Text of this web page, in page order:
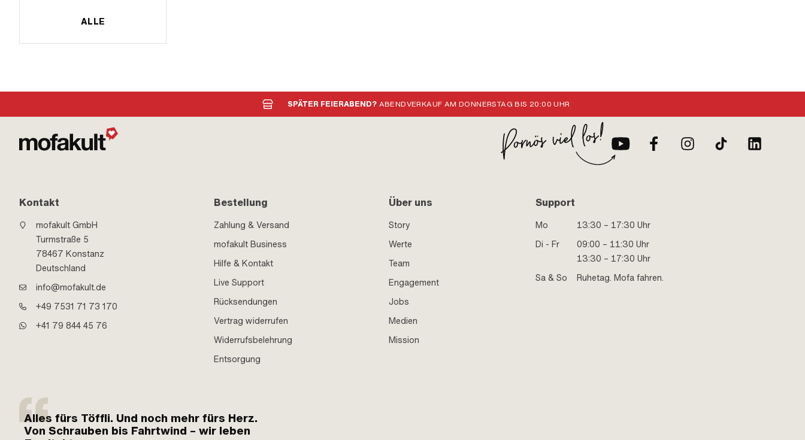
ALLE
SPÄTER FEIERABEND? ABENDVERKAUF AM DONNERSTAG BIS 20:00 UHR
Kontakt
mofakult GmbH
Turmstraße 5
78467 Konstanz
Deutschland
info@mofakult.de
+49 7531 71 73 170
+41 79 844 45 76
Bestellung
Zahlung & Versand
mofakult Business
Hilfe & Kontakt
Live Support
Rücksendungen
Vertrag widerrufen
Widerrufsbelehrung
Entsorgung
Über uns
Story
Werte
Team
Engagement
Jobs
Medien
Mission
Support
Mo
13:30 – 17:30 Uhr
Di - Fr
09:00 – 11:30 Uhr
13:30 – 17:30 Uhr
Sa & So
Ruhetag. Mofa fahren.
Alles fürs Töffli. Und noch mehr fürs Herz.
Von Schrauben bis Fahrtwind – wir leben